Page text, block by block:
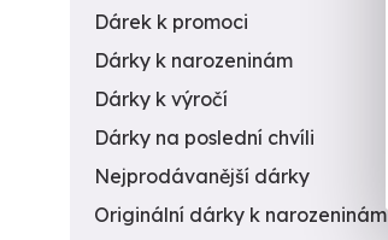
Dárek k promoci
Dárky k narozeninám
Dárky k výročí
Dárky na poslední chvíli
Nejprodávanější dárky
Originální dárky k narozeninám